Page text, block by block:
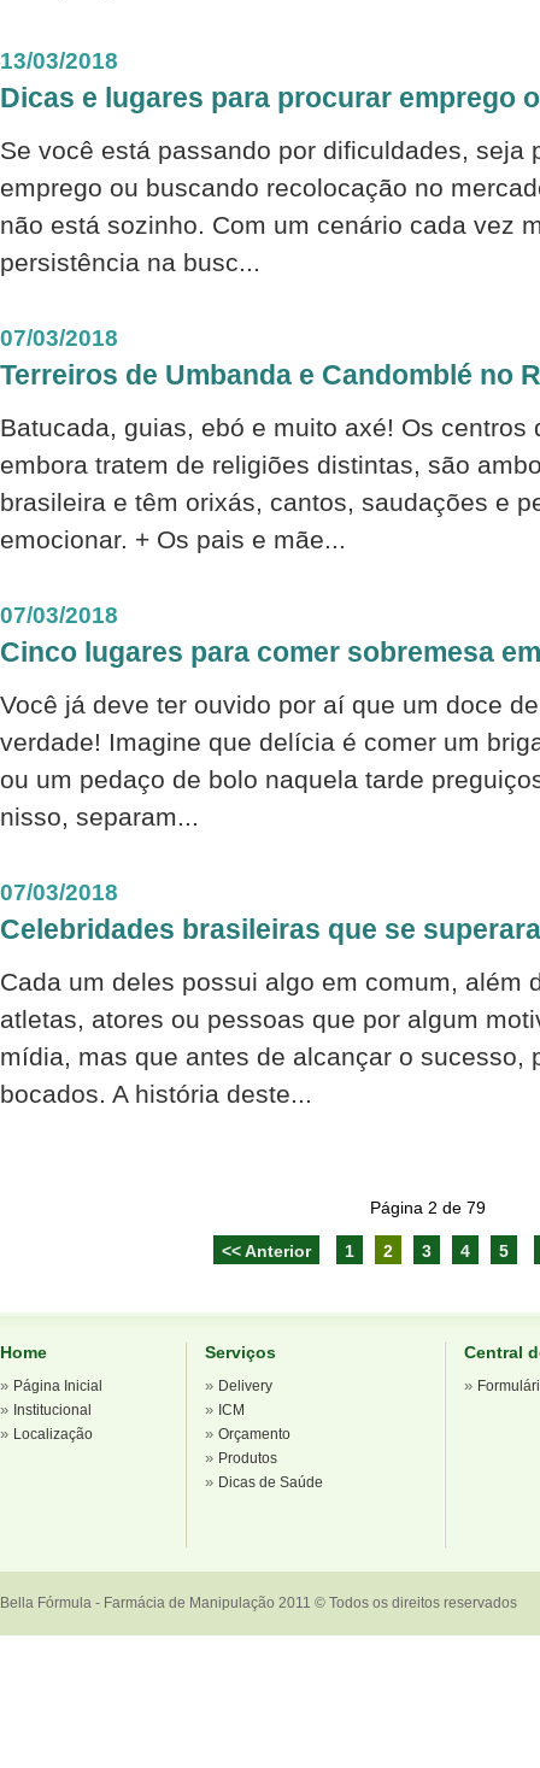
13/03/2018
Dicas e lugares para procurar emprego
Se você está passando por dificuldades, seja
emprego ou buscando recolocação no
não está sozinho. Com um cenário cada vez
persistência na busc...
07/03/2018
Terreiros de Umbanda e Candomblé no
Batucada, guias, ebó e muito axé! Os centros
embora tratem de religiões distintas, são
brasileira e têm orixás, cantos, saudações e
emocionar. + Os pais e mãe...
07/03/2018
Cinco lugares para comer sobremesa
Você já deve ter ouvido por aí que um doce
verdade! Imagine que delícia é comer um
ou um pedaço de bolo naquela tarde
nisso, separam...
07/03/2018
Celebridades brasileiras que se
Cada um deles possui algo em comum, além
atletas, atores ou pessoas que por algum
mídia, mas que antes de alcançar o sucesso,
bocados. A história deste...
Página 2 de 79
<< Anterior 1 2 3 4 5
Home
» Página Inicial
» Institucional
» Localização
Serviços
» Delivery
» ICM
» Orçamento
» Produtos
» Dicas de Saúde
Central
»
Bella Fórmula - Farmácia de Manipulação 2011 © Todos os direitos reservados